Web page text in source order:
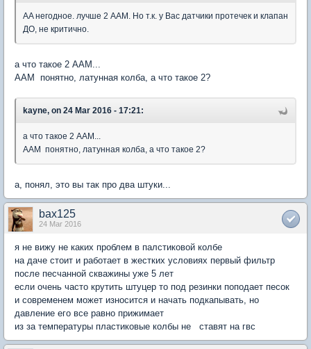
AA негодное. лучше 2 AAM. Но т.к. у Вас датчики протечек и клапан
ДО, не критично.
а что такое 2 ААМ...
ААМ понятно, латунная колба, а что такое 2?
kayne, on 24 Mar 2016 - 17:21:
а что такое 2 ААМ...
ААМ понятно, латунная колба, а что такое 2?
а, понял, это вы так про два штуки...
bax125
24 Mar 2016
я не вижу не каких проблем в палстиковой колбе
на даче стоит и работает в жестких условиях первый фильтр
после песчанной скважины уже 5 лет
если очень часто крутить штуцер то под резинки поподает песок
и современем может износится и начать подкапывать, но
давление его все равно прижимает
из за температуры пластиковые колбы не ставят на гвс